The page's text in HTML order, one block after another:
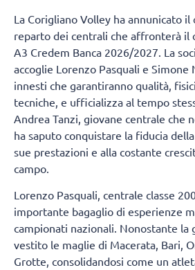
La Corigliano Volley ha annunicato
reparto dei centrali che affronterà il
A3 Credem Banca 2026/2027. La
accoglie Lorenzo Pasquali e Simone
innesti che garantiranno qualità,
tecniche, e ufficializza al tempo
Andrea Tanzi, giovane centrale che
ha saputo conquistare la fiducia
sue prestazioni e alla costante
campo.
Lorenzo Pasquali, centrale classe
importante bagaglio di esperienze
campionati nazionali. Nonostante la
vestito le maglie di Macerata, Bari,
Grotte, consolidandosi come un